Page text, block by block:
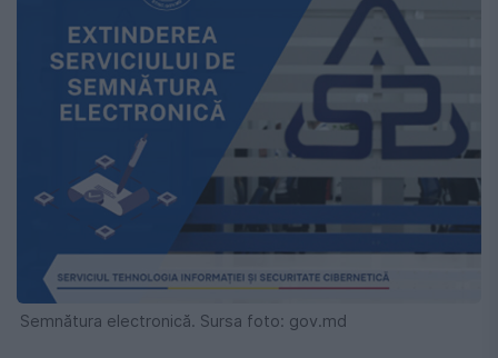
Semnătura electronică. Sursa foto: gov.md